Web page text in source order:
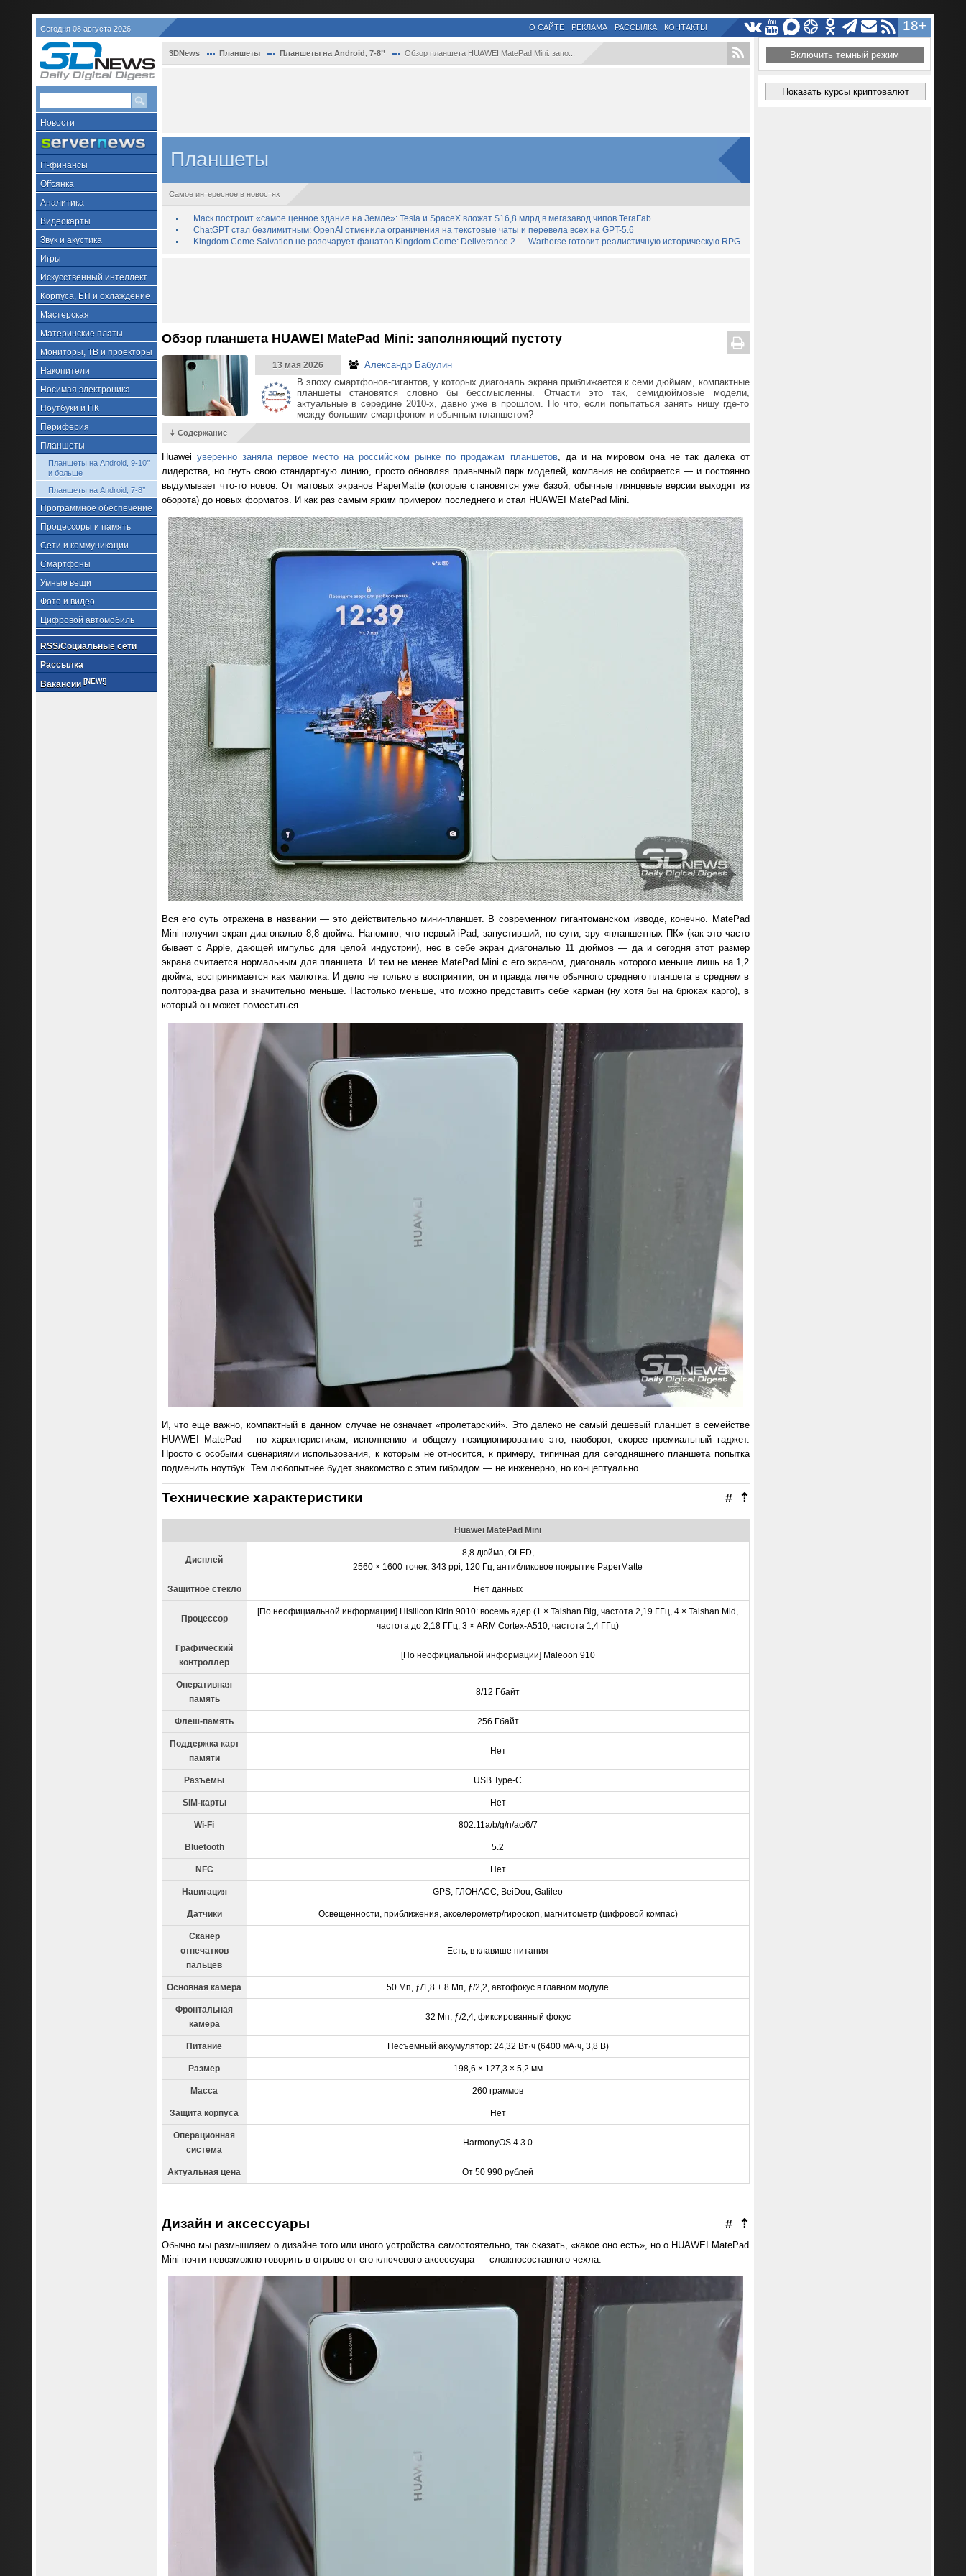
Сегодня 08 августа 2026 18+
О САЙТЕ РЕКЛАМА РАССЫЛКА КОНТАКТЫ
Новости
IT-финансы
Offсянка
Аналитика
Видеокарты
Звук и акустика
Игры
Искусственный интеллект
Корпуса, БП и охлаждение
Мастерская
Материнские платы
Мониторы, ТВ и проекторы
Накопители
Носимая электроника
Ноутбуки и ПК
Периферия
Планшеты
Планшеты на Android, 9-10’’
и больше
Планшеты на Android, 7-8’’
Программное обеспечение
Процессоры и память
Сети и коммуникации
Смартфоны
Умные вещи
Фото и видео
Цифровой автомобиль
RSS/Социальные сети
Рассылка
Вакансии [NEW!]
3DNews Планшеты Планшеты на Android, 7-8’’ Обзор планшета HUAWEI MatePad Mini: запо...
Планшеты
Самое интересное в новостях
Маск построит «самое ценное здание на Земле»: Tesla и SpaceX вложат $16,8 млрд в мегазавод чипов TeraFab
ChatGPT стал безлимитным: OpenAI отменила ограничения на текстовые чаты и перевела всех на GPT-5.6
Kingdom Come Salvation не разочарует фанатов Kingdom Come: Deliverance 2 — Warhorse готовит реалистичную историческую RPG
Обзор планшета HUAWEI MatePad Mini: заполняющий пустоту
13 мая 2026
Александр Бабулин
В эпоху смартфонов-гигантов, у которых диагональ экрана приближается к семи дюймам, компактные
планшеты становятся словно бы бессмысленны. Отчасти это так, семидюймовые модели,
актуальные в середине 2010-х, давно уже в прошлом. Но что, если попытаться занять нишу где-то
между большим смартфоном и обычным планшетом?
⇣ Содержание
Huawei уверенно заняла первое место на российском рынке по продажам планшетов, да и на мировом она не так далека от
лидерства, но гнуть свою стандартную линию, просто обновляя привычный парк моделей, компания не собирается — и постоянно
выдумывает что-то новое. От матовых экранов PaperMatte (которые становятся уже базой, обычные глянцевые версии выходят из
оборота) до новых форматов. И как раз самым ярким примером последнего и стал HUAWEI MatePad Mini.
Вся его суть отражена в названии — это действительно мини-планшет. В современном гигантоманском изводе, конечно. MatePad
Mini получил экран диагональю 8,8 дюйма. Напомню, что первый iPad, запустивший, по сути, эру «планшетных ПК» (как это часто
бывает с Apple, дающей импульс для целой индустрии), нес в себе экран диагональю 11 дюймов — да и сегодня этот размер
экрана считается нормальным для планшета. И тем не менее MatePad Mini с его экраном, диагональ которого меньше лишь на 1,2
дюйма, воспринимается как малютка. И дело не только в восприятии, он и правда легче обычного среднего планшета в среднем в
полтора-два раза и значительно меньше. Настолько меньше, что можно представить себе карман (ну хотя бы на брюках карго), в
который он может поместиться.
И, что еще важно, компактный в данном случае не означает «пролетарский». Это далеко не самый дешевый планшет в семействе
HUAWEI MatePad – по характеристикам, исполнению и общему позиционированию это, наоборот, скорее премиальный гаджет.
Просто с особыми сценариями использования, к которым не относится, к примеру, типичная для сегодняшнего планшета попытка
подменить ноутбук. Тем любопытнее будет знакомство с этим гибридом — не инженерно, но концептуально.
⇡
#
Технические характеристики
Huawei MatePad Mini
Дисплей
8,8 дюйма, OLED,
2560 × 1600 точек, 343 ppi, 120 Гц; антибликовое покрытие PaperMatte
Защитное стекло Нет данных
Процессор
[По неофициальной информации] Hisilicon Kirin 9010: восемь ядер (1 × Taishan Big, частота 2,19 ГГц, 4 × Taishan Mid,
частота до 2,18 ГГц, 3 × ARM Cortex-A510, частота 1,4 ГГц)
Графический
контроллер
[По неофициальной информации] Maleoon 910
Оперативная
память
8/12 Гбайт
Флеш-память 256 Гбайт
Поддержка карт
памяти
Нет
Разъемы USB Type-C
SIM-карты Нет
Wi-Fi 802.11a/b/g/n/ac/6/7
Bluetooth 5.2
NFC Нет
Навигация GPS, ГЛОНАСС, BeiDou, Galileo
Датчики Освещенности, приближения, акселерометр/гироскоп, магнитометр (цифровой компас)
Сканер
отпечатков
пальцев
Есть, в клавише питания
Основная камера 50 Мп, ƒ/1,8 + 8 Мп, ƒ/2,2, автофокус в главном модуле
Фронтальная
камера
32 Мп, ƒ/2,4, фиксированный фокус
Питание Несъемный аккумулятор: 24,32 Вт·ч (6400 мА·ч, 3,8 В)
Размер 198,6 × 127,3 × 5,2 мм
Масса 260 граммов
Защита корпуса Нет
Операционная
система
HarmonyOS 4.3.0
Актуальная цена От 50 990 рублей
⇡
#
Дизайн и аксессуары
Обычно мы размышляем о дизайне того или иного устройства самостоятельно, так сказать, «какое оно есть», но о HUAWEI MatePad
Mini почти невозможно говорить в отрыве от его ключевого аксессуара — сложносоставного чехла.
Включить темный режим
Показать курсы криптовалют